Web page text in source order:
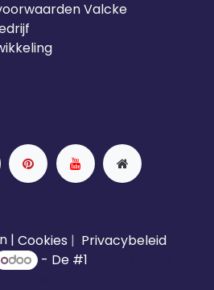
Valcke
| Cookies | Privacybeleid
- De #1